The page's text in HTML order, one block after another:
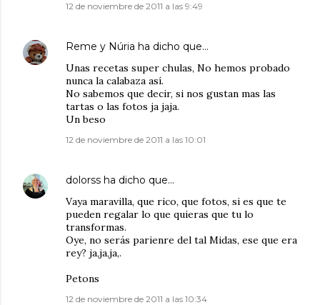
12 de noviembre de 2011 a las 9:49
Reme y Núria ha dicho que…
Unas recetas super chulas, No hemos probado
nunca la calabaza así.
No sabemos que decir, si nos gustan mas las
tartas o las fotos ja jaja.
Un beso
12 de noviembre de 2011 a las 10:01
dolorss ha dicho que…
Vaya maravilla, que rico, que fotos, si es que te
pueden regalar lo que quieras que tu lo
transformas.
Oye, no serás parienre del tal Midas, ese que era
rey? ja,ja,ja,.
Petons
12 de noviembre de 2011 a las 10:34